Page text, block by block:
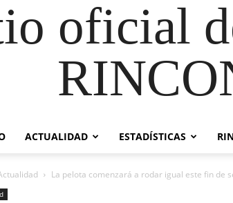
oficial
ACTUALIDAD ESTADÍSTICAS
La pelota comenzará a rodar igual este fin de